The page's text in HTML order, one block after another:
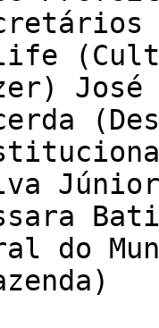
José
Júnior
do